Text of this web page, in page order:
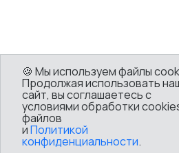
🍪 Мы используем файлы
Продолжая использовать
сайт, вы соглашаетесь с
условиями обработки
файлов
иПолитикой
конфиденциальности.